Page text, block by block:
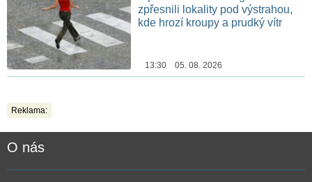
zpřesnili lokality pod výstrahou,
kde hrozí kroupy a prudký vítr
13:30 05. 08. 2026
Reklama:
O nás